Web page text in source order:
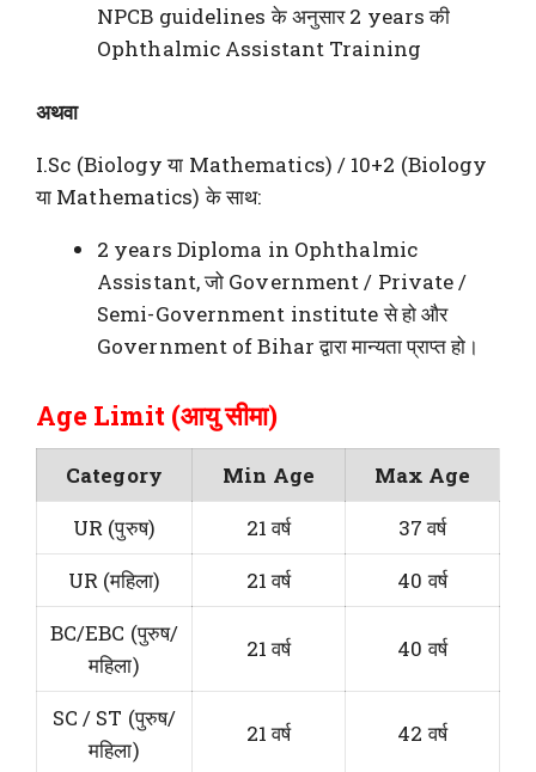
NPCB guidelines के अनुसार 2 years की
Ophthalmic Assistant Training
अथवा
I.Sc (Biology या Mathematics) / 10+2 (Biology
या Mathematics) के साथ:
2 years Diploma in Ophthalmic
Assistant, जो Government / Private /
Semi-Government institute से हो और
Government of Bihar द्वारा मान्यता प्राप्त हो।
Age Limit (आयु सीमा)
Category Min Age
Max Age
UR (पुरुष)
21 वर्ष
37 वर्ष
UR (महिला)
21 वर्ष
40 वर्ष
BC/EBC (पुरुष/
महिला)
21 वर्ष 40 वर्ष
SC / ST (पुरुष/
महिला)
21 वर्ष 42 वर्ष